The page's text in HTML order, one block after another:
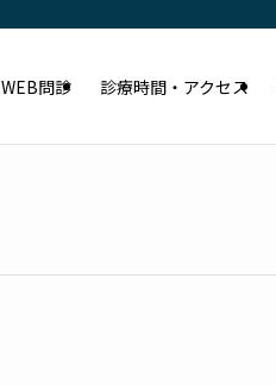
WEB問診 診療時間・アクセス